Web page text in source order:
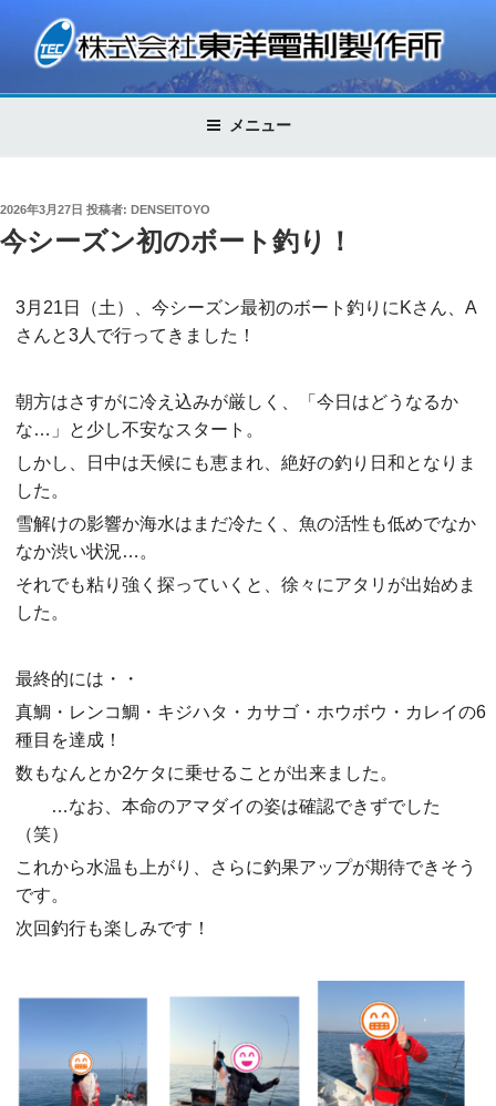
ン
ッ
プ
株式会社東洋電制製作所
Control Technology
メニュー
投
稿
日:
2026年3月27日 投稿者: DENSEITOYO
今シーズン初のボート釣り！
3月21日（土）、今シーズン最初のボート釣りにKさん、A
さんと3人で行ってきました！
朝方はさすがに冷え込みが厳しく、「今日はどうなるか
な…」と少し不安なスタート。
しかし、日中は天候にも恵まれ、絶好の釣り日和となりま
した。
雪解けの影響か海水はまだ冷たく、魚の活性も低めでなか
なか渋い状況…。
それでも粘り強く探っていくと、徐々にアタリが出始めま
した。
最終的には・・
真鯛・レンコ鯛・キジハタ・カサゴ・ホウボウ・カレイの6
種目を達成！
数もなんとか2ケタに乗せることが出来ました。
…なお、本命のアマダイの姿は確認できずでした
（笑）
これから水温も上がり、さらに釣果アップが期待できそう
です。
次回釣行も楽しみです！